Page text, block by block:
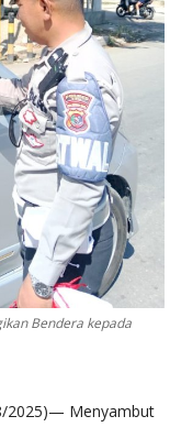
Bendera kepada
2025)— Menyambut